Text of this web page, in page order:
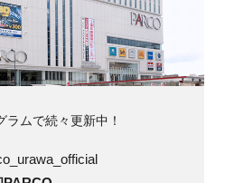
ムで続々更新中！